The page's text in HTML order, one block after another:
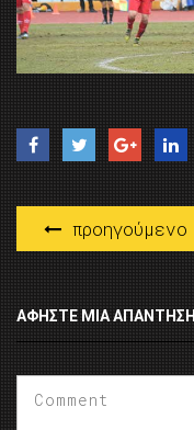
προηγούμενο
ΑΦΉΣΤΕ ΜΙΑ ΑΠΆΝΤΗΣΗ